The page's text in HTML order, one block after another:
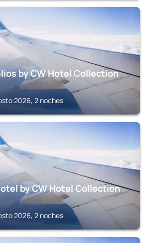
by CW Hotel Collection
2026, 2 noches
by CW Hotel Collection
2026, 2 noches